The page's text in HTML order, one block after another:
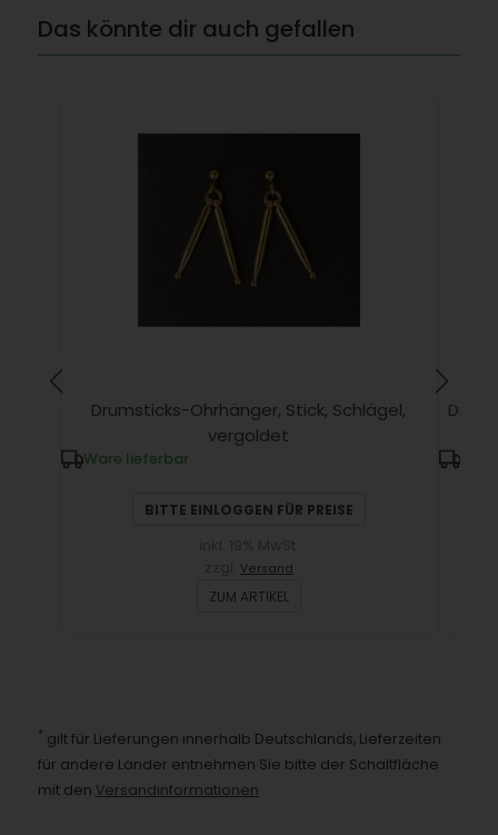
Das könnte dir auch gefallen
Drumsticks-Ohrhänger, Stick, Schlägel,
vergoldet
Ware lieferbar
BITTE EINLOGGEN FÜR PREISE
Versand
ZUM ARTIKEL
* gilt für Lieferungen innerhalb Deutschlands, Lieferzeiten
für andere Länder entnehmen Sie bitte der Schaltfläche
mit den Versandinformationen